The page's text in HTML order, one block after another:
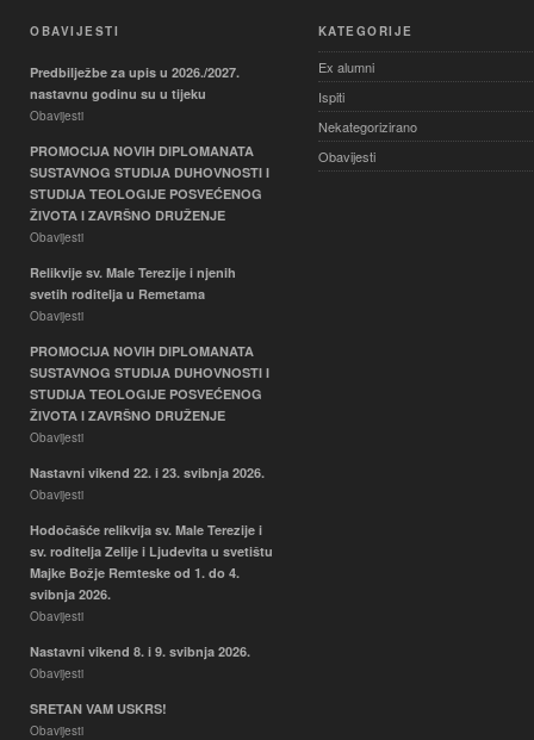
OBAVIJESTI
Predbilježbe za upis u 2026./2027.
nastavnu godinu su u tijeku
Obavijesti
PROMOCIJA NOVIH DIPLOMANATA
SUSTAVNOG STUDIJA DUHOVNOSTI I
STUDIJA TEOLOGIJE POSVEĆENOG
ŽIVOTA I ZAVRŠNO DRUŽENJE
Obavijesti
Relikvije sv. Male Terezije i njenih
svetih roditelja u Remetama
Obavijesti
PROMOCIJA NOVIH DIPLOMANATA
SUSTAVNOG STUDIJA DUHOVNOSTI I
STUDIJA TEOLOGIJE POSVEĆENOG
ŽIVOTA I ZAVRŠNO DRUŽENJE
Obavijesti
Nastavni vikend 22. i 23. svibnja 2026.
Obavijesti
Hodočašće relikvija sv. Male Terezije i
sv. roditelja Zelije i Ljudevita u svetištu
Majke Božje Remteske od 1. do 4.
svibnja 2026.
Obavijesti
Nastavni vikend 8. i 9. svibnja 2026.
Obavijesti
SRETAN VAM USKRS!
Obavijesti
KATEGORIJE
Ex alumni
Ispiti
Nekategorizirano
Obavijesti